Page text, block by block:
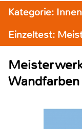
Kategorie:
Einzeltest:
Wandfarben